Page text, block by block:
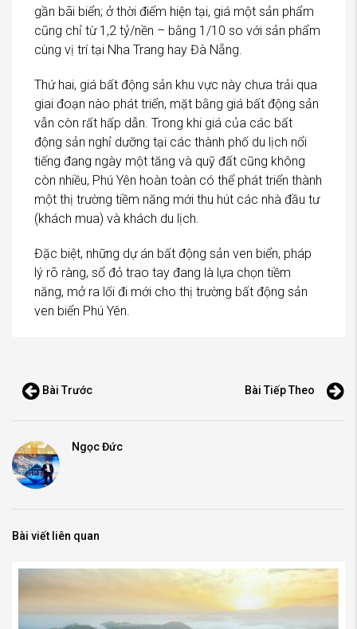
gần bãi biển; ở thời điểm hiện tại, giá một sản phẩm
cũng chỉ từ 1,2 tỷ/nền – bằng 1/10 so với sản phẩm
cùng vị trí tại Nha Trang hay Đà Nẵng.
Thứ hai, giá bất động sản khu vực này chưa trải qua
giai đoạn nào phát triển, mặt bằng giá bất động sản
vẫn còn rất hấp dẫn. Trong khi giá của các bất
động sản nghỉ dưỡng tại các thành phố du lịch nổi
tiếng đang ngày một tăng và quỹ đất cũng không
còn nhiều, Phú Yên hoàn toàn có thể phát triển thành
một thị trường tiềm năng mới thu hút các nhà đầu tư
(khách mua) và khách du lịch.
Đặc biệt, những dự án bất động sản ven biển, pháp
lý rõ ràng, sổ đỏ trao tay đang là lựa chọn tiềm
năng, mở ra lối đi mới cho thị trường bất động sản
ven biển Phú Yên.
Bài Trước Bài Tiếp Theo
Ngọc Đức
Bài viết liên quan